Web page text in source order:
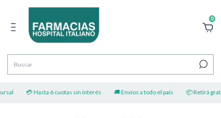
0
💳 Hasta 6 cuotas sin interés 🚚 Envíos a todo el país 📦 Retirá